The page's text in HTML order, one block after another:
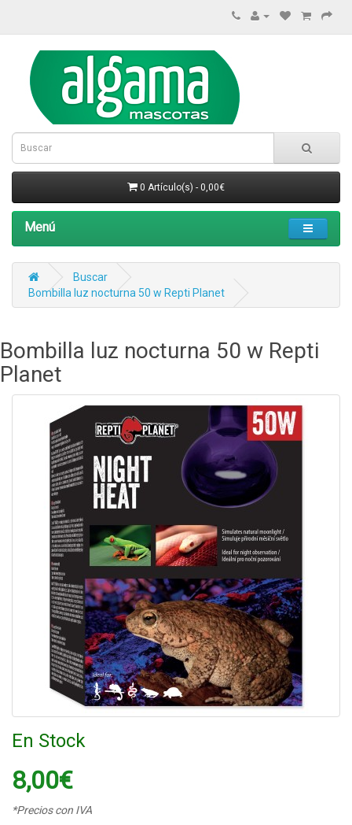
0 Artículo(s) - 0,00€
Menú
Buscar
Bombilla luz nocturna 50 w Repti Planet
Bombilla luz nocturna 50 w Repti
Planet
En Stock
8,00€
*Precios con IVA